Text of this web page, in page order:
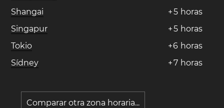
Shangai
+5 horas
Singapur
+5 horas
Tokio
+6 horas
Sídney
+7 horas
Comparar otra zona horaria...